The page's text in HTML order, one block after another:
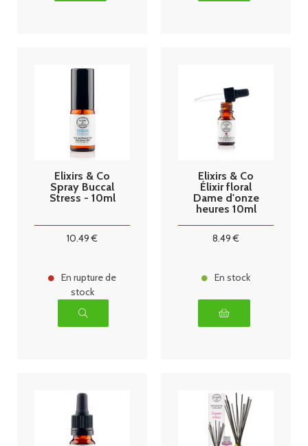
Elixirs & Co
Spray Buccal
Stress - 10ml
10.49 €
En rupture de
stock
Elixirs & Co
Élixir floral
Dame d'onze
heures 10ml
8.49 €
En stock